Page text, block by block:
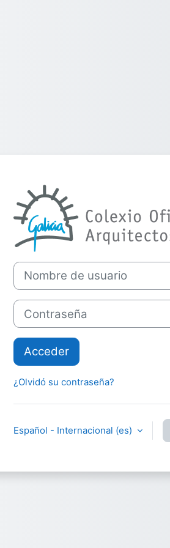
Nombre de usuario
Contraseña
Acceder
¿Olvidó su contraseña?
Español - Internacional ‎(es)‎